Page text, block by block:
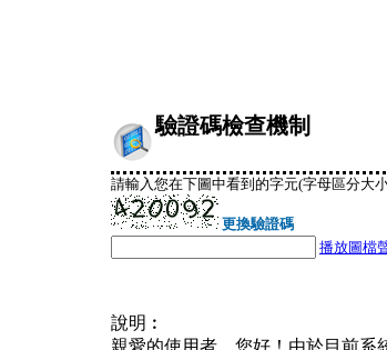
驗證碼檢查機制
請輸入您在下圖中看到的字元(字母區分大
更換驗證碼
播放圖檔
說明︰
親愛的使用者，您好！由於目前